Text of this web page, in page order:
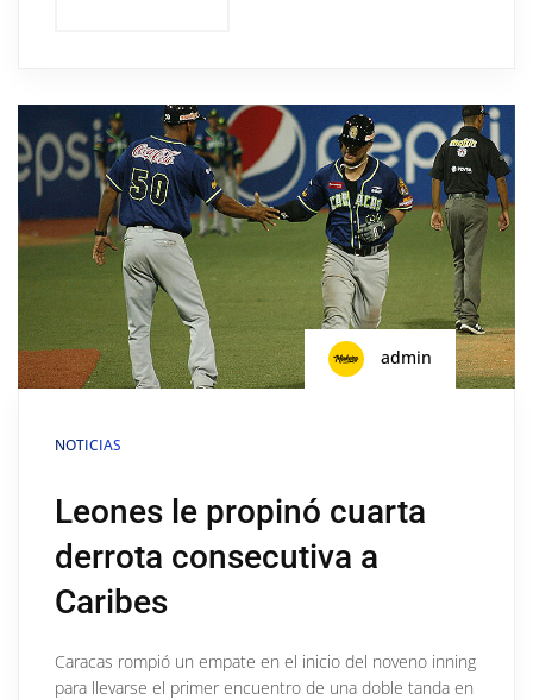
admin
NOTICIAS
Leones le propinó cuarta
derrota consecutiva a
Caribes
Caracas rompió un empate en el inicio del noveno inning
para llevarse el primer encuentro de una doble tanda en